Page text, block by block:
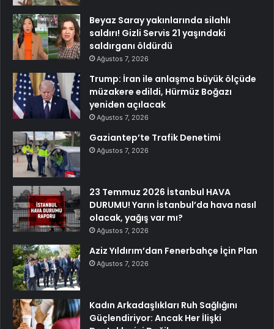
Beyaz Saray yakınlarında silahlı
saldırı! Gizli Servis 21 yaşındaki
saldırganı öldürdü
Ağustos 7, 2026
Trump: İran ile anlaşma büyük ölçüde
müzakere edildi, Hürmüz Boğazı
yeniden açılacak
Ağustos 7, 2026
Gaziantep’te Trafik Denetimi
Ağustos 7, 2026
23 Temmuz 2026 İstanbul HAVA
DURUMU! Yarın İstanbul’da hava nasıl
olacak, yağış var mı?
Ağustos 7, 2026
Aziz Yıldırım’dan Fenerbahçe İçin Plan
Ağustos 7, 2026
Kadın Arkadaşlıkları Ruh Sağlığını
Güçlendiriyor: Ancak Her İlişki